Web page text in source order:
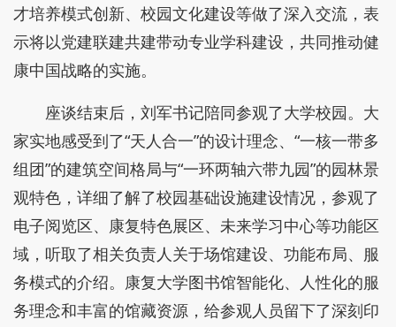
才培养模式创新、校园文化建设等做了深入交流，表
示将以党建联建共建带动专业学科建设，共同推动健
康中国战略的实施。
座谈结束后，刘军书记陪同参观了大学校园。大
家实地感受到了“天人合一”的设计理念、“一核一带多
组团”的建筑空间格局与“一环两轴六带九园”的园林景
观特色，详细了解了校园基础设施建设情况，参观了
电子阅览区、康复特色展区、未来学习中心等功能区
域，听取了相关负责人关于场馆建设、功能布局、服
务模式的介绍。康复大学图书馆智能化、人性化的服
务理念和丰富的馆藏资源，给参观人员留下了深刻印